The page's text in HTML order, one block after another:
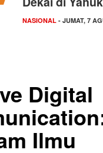
NASIONAL - JUMAT, 7
Digital
Ilmu